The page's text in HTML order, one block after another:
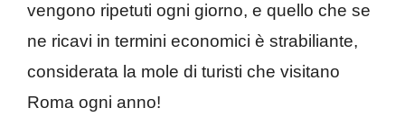
vengono ripetuti ogni giorno, e quello che se
ne ricavi in termini economici è strabiliante,
considerata la mole di turisti che visitano
Roma ogni anno!